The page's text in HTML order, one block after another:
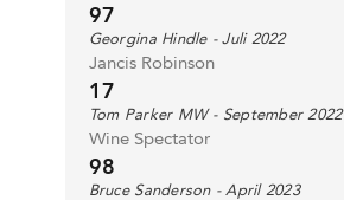
97
Georgina Hindle - Juli 2022
Jancis Robinson
17
Tom Parker MW - September 2022
Wine Spectator
98
Bruce Sanderson - April 2023